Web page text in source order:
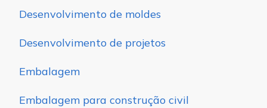
Desenvolvimento de moldes
Desenvolvimento de projetos
Embalagem
Embalagem para construção civil